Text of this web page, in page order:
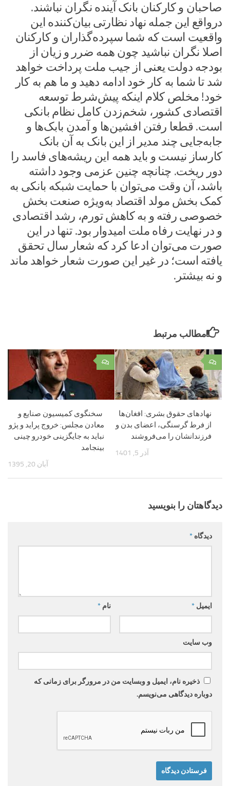
صاحبان و کارکنان بانک آینده نگران نباشند.
درواقع این جمله نهاد نظارتی بیان‌کننده این
واقعیت است که شما سپرده‌گذاران و کارکنان
اصلا نگران نباشید چون همه ضرر و زیان از
بودجه دولت یعنی از جیب ملت پرداخت خواهد
شد تا شما به کار خود ادامه دهید و ما هم به کار
خود! مخلص کلام اینکه پیش‌شرط توسعه
اقتصادی کشور، شخم‌زدن کامل نظام بانکی
است. قطعا رفتن افشین‌ها و آمدن بابک‌ها و
جابه‌جایی چند مدیر از این بانک به آن بانک
کارساز نیست و باید همه این ریشه‌های فاسد را
دور ریخت. چنانچه چنین عزمی وجود داشته
باشد، آن وقت می‌توان با حمایت شبکه بانکی به
کمک بخش مولد اقتصاد به‌ویژه صنعت بخش
خصوصی رفته و به کاهش تورم، رشد اقتصادی
و در نهایت رفاه ملت امیدوار بود. تنها در این
صورت می‌توان ادعا کرد که شعار سال تحقق
یافته است؛ در غیر این صورت شعار خواهد ماند
و نه بیشتر.
مطالب مرتبط
۰
سخنگوی کمیسیون صنایع و
معادن مجلس: خروج پراید و پژو
نباید به جایگزینی خودرو چینی
بینجامد
آبان 20, 1395
۰
نهادهای حقوق بشری: افغان‌ها
از فرط گرسنگی، اعضای بدن و
فرزندانشان را می‌فروشند
آذر 5, 1401
دیدگاهتان را بنویسید
دیدگاه *
نام * ایمیل *
وب‌ سایت
ذخیره نام، ایمیل و وبسایت من در مرورگر برای زمانی که
دوباره دیدگاهی می‌نویسم.